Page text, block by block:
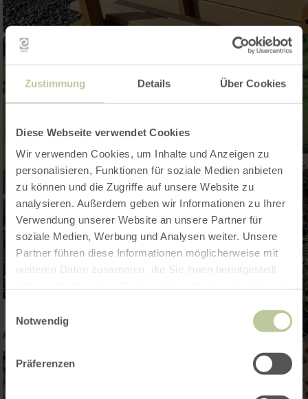
Zustimmung Details Über Cookies
Diese Webseite verwendet Cookies
Wir verwenden Cookies, um Inhalte und Anzeigen zu
personalisieren, Funktionen für soziale Medien anbieten
zu können und die Zugriffe auf unsere Website zu
analysieren. Außerdem geben wir Informationen zu Ihrer
Verwendung unserer Website an unsere Partner für
soziale Medien, Werbung und Analysen weiter. Unsere
Partner führen diese Informationen möglicherweise mit
weiteren Daten zusammen, die Sie ihnen bereitgestellt
Notwendig
Präferenzen